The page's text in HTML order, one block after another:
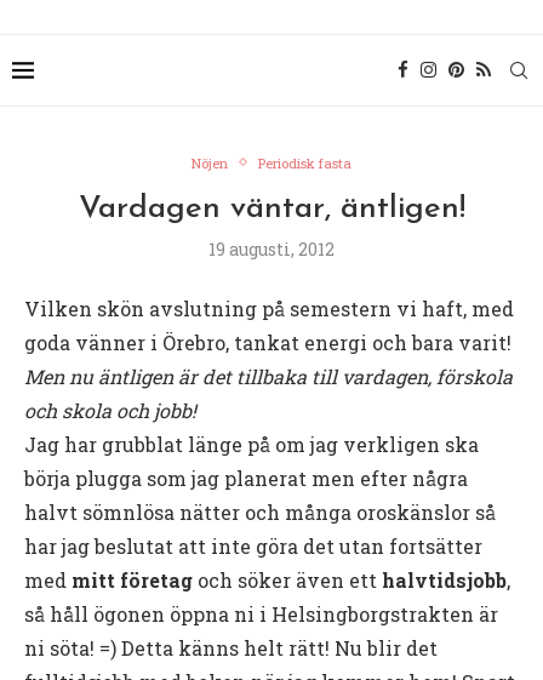
Nöjen Periodisk fasta
Vardagen väntar, äntligen!
19 augusti, 2012
Vilken skön avslutning på semestern vi haft, med
goda vänner i Örebro, tankat energi och bara varit!
Men nu äntligen är det tillbaka till vardagen, förskola
och skola och jobb!
Jag har grubblat länge på om jag verkligen ska
börja plugga som jag planerat men efter några
halvt sömnlösa nätter och många oroskänslor så
har jag beslutat att inte göra det utan fortsätter
med mitt företag och söker även ett halvtidsjobb,
så håll ögonen öppna ni i Helsingborgstrakten är
ni söta! =) Detta känns helt rätt! Nu blir det